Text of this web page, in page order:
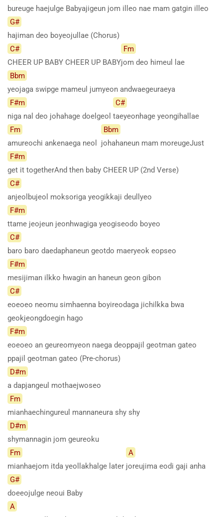
bureuge haejulge Babyajigeun jom illeo nae mam gatgin illeo
G#
hajiman deo boyeojullae (Chorus)
C#
CHEER UP BABY CHEER UP BABY
Fm
jom deo himeul lae
Bbm
yeojaga swipge mameul jumyeon andwaegeuraeya
F#m
niga nal deo johahage doelgeol
C#
taeyeonhage yeongihallae
Fm
amureochi ankenaega neol
Bbm
johahaneun mam moreugeJust
F#m
get it togetherAnd then baby CHEER UP (2nd Verse)
C#
anjeolbujeol moksoriga yeogikkaji deullyeo
F#m
ttame jeojeun jeonhwagiga yeogiseodo boyeo
C#
baro baro daedaphaneun geotdo maeryeok eopseo
F#m
mesijiman ilkko hwagin an haneun geon gibon
C#
eoeoeo neomu simhaenna boyireodaga jichilkka bwa
geokjeongdoegin hago
F#m
eoeoeo an geureomyeon naega deoppajil geotman gateo
ppajil geotman gateo (Pre-chorus)
D#m
a dapjangeul mothaejwoseo
Fm
mianhaechingureul mannaneura shy shy
D#m
shymannagin jom geureoku
Fm
mianhaejom itda yeollakhalge later
A
joreujima eodi gaji anha
G#
doeeojulge neoui Baby
A